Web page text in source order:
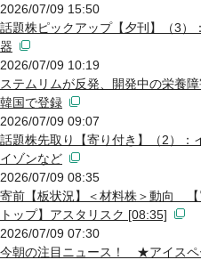
2026/07/09 15:50
話題株ピックアップ【夕刊】（3）
器
2026/07/09 10:19
ステムリムが反発、開発中の栄養
韓国で登録
2026/07/09 09:07
話題株先取り【寄り付き】（2）：
イゾンなど
2026/07/09 08:35
寄前【板状況】＜材料株＞動向
トップ】アスタリスク [08:35]
2026/07/09 07:30
今朝の注目ニュース！ ★アイスペ